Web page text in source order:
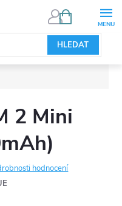
HLEDAT
NÁKUPNÍ
2 Mini
hodnocení